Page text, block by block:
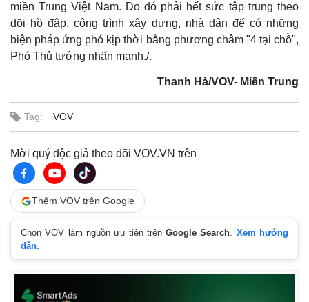
miền Trung Việt Nam. Do đó phải hết sức tập trung theo
dõi hồ đập, công trình xây dựng, nhà dân để có những
biện pháp ứng phó kịp thời bằng phương châm "4 tại chỗ",
Phó Thủ tướng nhấn mạnh./.
Thanh Hà/VOV- Miền Trung
Tag: VOV
Mời quý độc giả theo dõi VOV.VN trên
Thêm VOV trên Google
Chọn VOV làm nguồn ưu tiên trênGoogle Search. Xem hướng
dẫn.